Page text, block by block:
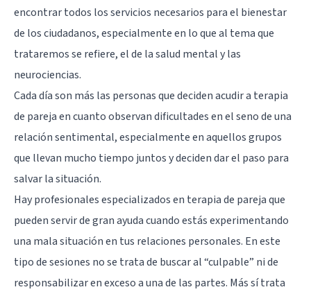
encontrar todos los servicios necesarios para el bienestar
de los ciudadanos, especialmente en lo que al tema que
trataremos se refiere, el de la salud mental y las
neurociencias.
Cada día son más las personas que deciden acudir a terapia
de pareja en cuanto observan dificultades en el seno de una
relación sentimental, especialmente en aquellos grupos
que llevan mucho tiempo juntos y deciden dar el paso para
salvar la situación.
Hay profesionales especializados en terapia de pareja que
pueden servir de gran ayuda cuando estás experimentando
una mala situación en tus relaciones personales. En este
tipo de sesiones no se trata de buscar al “culpable” ni de
responsabilizar en exceso a una de las partes. Más sí trata